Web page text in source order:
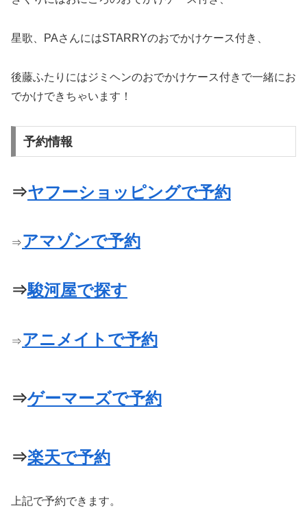
星歌、PAさんにはSTARRYのおでかけケース付き、
後藤ふたりにはジミヘンのおでかけケース付きで一緒にお
でかけできちゃいます！
予約情報
⇒ヤフーショッピングで予約
⇒アマゾンで予約
⇒駿河屋で探す
⇒アニメイトで予約
⇒ゲーマーズで予約
⇒楽天で予約
上記で予約できます。